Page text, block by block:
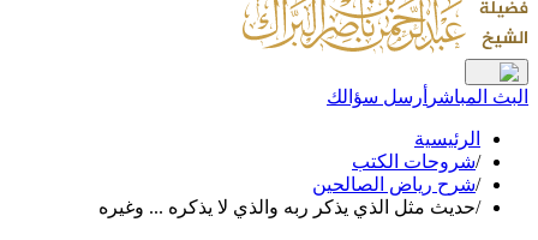
البث المباشر أرسل سؤالك
الرئيسية
/شروحات الكتب
/شرح رياض الصالحين
/حديث مثل الذي يذكر ربه والذي لا يذكره ... وغيره